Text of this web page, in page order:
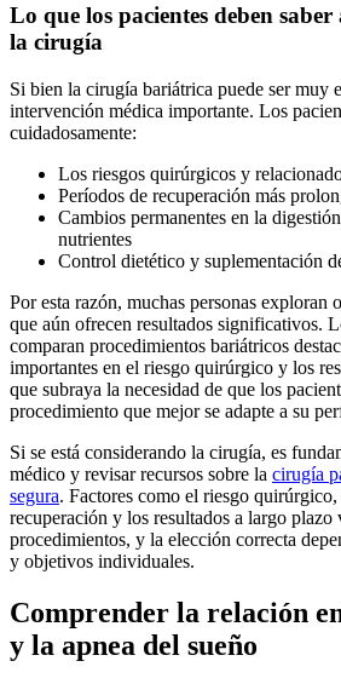
Lo que los pacientes deben
la cirugía
Si bien la cirugía bariátrica puede ser muy
intervención médica importante. Los
cuidadosamente:
Los riesgos quirúrgicos y
Períodos de recuperación más
Cambios permanentes en la
nutrientes
Control dietético y suplementación
Por esta razón, muchas personas exploran
que aún ofrecen resultados significativos.
comparan procedimientos bariátricos
importantes en el riesgo quirúrgico y los
que subraya la necesidad de que los
procedimiento que mejor se adapte a su
Si se está considerando la cirugía, es
médico y revisar recursos sobre la cirugía
segura. Factores como el riesgo
recuperación y los resultados a largo plazo
procedimientos, y la elección correcta
y objetivos individuales.
Comprender la relación
y la apnea del sueño